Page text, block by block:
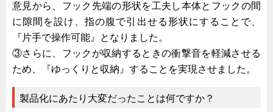
４コマ漫画 のんきなのんちゃん
CATEGORY タキゲンinfo.
お知らせ
展示会情報／出展告知
展示会情報／報告レポート
意見から、フック先端の形状を工夫し本体とフックの間
に隙間を設け、指の腹で引出せる形状にすることで、
『片手で操作可能』となりました。
③さらに、フックが収納するときの衝撃音を軽減させる
ため、『ゆっくりと収納』することを実現させました。
製品化にあたり大変だったことは何ですか？